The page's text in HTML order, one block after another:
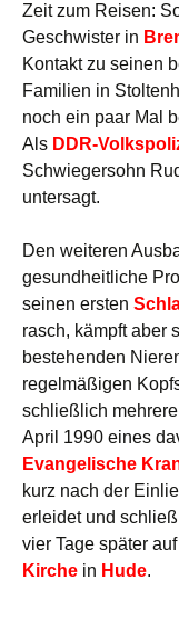
Zeit zum Reisen:
Geschwister in
Kontakt zu seinen
Familien in
noch ein paar Mal
Als DDR-
Schwiegersohn
untersagt.
Den weiteren
gesundheitliche
seinen ersten
rasch, kämpft aber
bestehenden
regelmäßigen
schließlich mehrere
April 1990 eines
Evangelische
kurz nach der
erleidet und
vier Tage später
Kirche in Hude.